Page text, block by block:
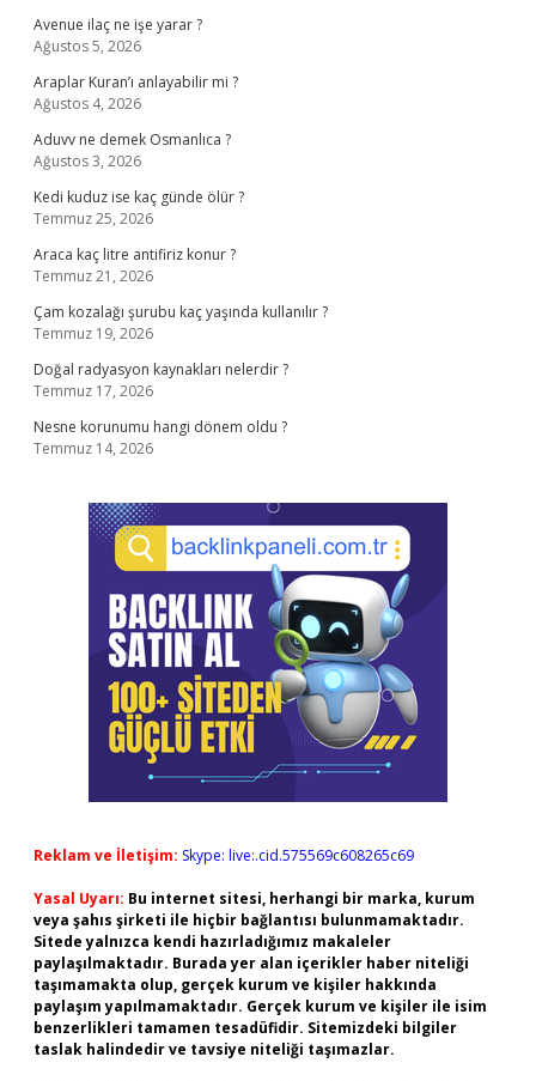
Avenue ilaç ne işe yarar ?
Ağustos 5, 2026
Araplar Kuran’ı anlayabilir mi ?
Ağustos 4, 2026
Aduvv ne demek Osmanlıca ?
Ağustos 3, 2026
Kedi kuduz ise kaç günde ölür ?
Temmuz 25, 2026
Araca kaç litre antifiriz konur ?
Temmuz 21, 2026
Çam kozalağı şurubu kaç yaşında kullanılır ?
Temmuz 19, 2026
Doğal radyasyon kaynakları nelerdir ?
Temmuz 17, 2026
Nesne korunumu hangi dönem oldu ?
Temmuz 14, 2026
Reklam ve İletişim: Skype: live:.cid.575569c608265c69
Yasal Uyarı: Bu internet sitesi, herhangi bir marka, kurum
veya şahıs şirketi ile hiçbir bağlantısı bulunmamaktadır.
Sitede yalnızca kendi hazırladığımız makaleler
paylaşılmaktadır. Burada yer alan içerikler haber niteliği
taşımamakta olup, gerçek kurum ve kişiler hakkında
paylaşım yapılmamaktadır. Gerçek kurum ve kişiler ile isim
benzerlikleri tamamen tesadüfidir. Sitemizdeki bilgiler
taslak halindedir ve tavsiye niteliği taşımazlar.